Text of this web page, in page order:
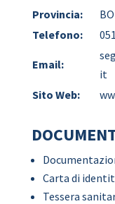
Provincia:
BO
Telefono:
Email:
it
Sito Web:
Carta di
Tessera